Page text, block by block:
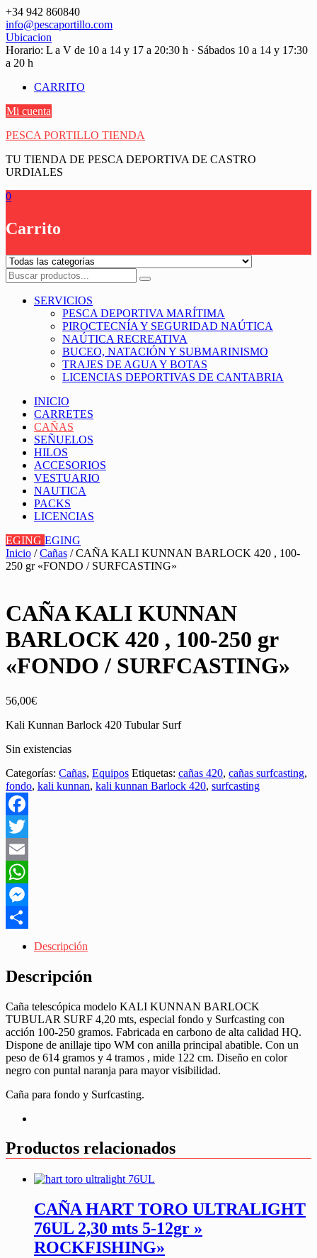
Saltar
contenido
+34 942 860840
info@pescaportillo.com
Ubicacion
Horario: L a V de 10 a 14 y 17 a 20:30 h · Sábados 10 a 14 y 17:30
a 20 h
CARRITO
Mi cuenta
PESCA PORTILLO TIENDA
TU TIENDA DE PESCA DEPORTIVA DE CASTRO
URDIALES
0
Carrito
SERVICIOS
PESCA DEPORTIVA MARÍTIMA
PIROCTECNÍA Y SEGURIDAD NAÚTICA
NAÚTICA RECREATIVA
BUCEO, NATACIÓN Y SUBMARINISMO
TRAJES DE AGUA Y BOTAS
LICENCIAS DEPORTIVAS DE CANTABRIA
INICIO
CARRETES
CAÑAS
SEÑUELOS
HILOS
ACCESORIOS
VESTUARIO
NAUTICA
PACKS
LICENCIAS
EGING EGING
Inicio /Cañas / CAÑA KALI KUNNAN BARLOCK 420 , 100-
250 gr «FONDO / SURFCASTING»
CAÑA KALI KUNNAN
BARLOCK 420 , 100-250 gr
«FONDO / SURFCASTING»
56,00€
Kali Kunnan Barlock 420 Tubular Surf
Sin existencias
Categorías: Cañas, Equipos Etiquetas: cañas 420, cañas surfcasting,
fondo, kali kunnan, kali kunnan Barlock 420, surfcasting
Facebook
Twitter
Email
WhatsApp
Messenger
Descripción
Descripción
Caña telescópica modelo KALI KUNNAN BARLOCK
TUBULAR SURF 4,20 mts, especial fondo y Surfcasting con
acción 100-250 gramos. Fabricada en carbono de alta calidad HQ.
Dispone de anillaje tipo WM con anilla principal abatible. Con un
peso de 614 gramos y 4 tramos , mide 122 cm. Diseño en color
negro con puntal naranja para mayor visibilidad.
Caña para fondo y Surfcasting.
Productos relacionados
CAÑA HART TORO ULTRALIGHT
76UL 2,30 mts 5-12gr »
ROCKFISHING»